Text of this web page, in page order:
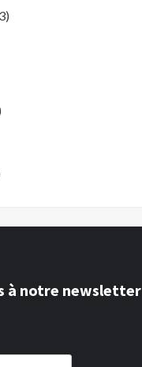
à notre newsletter